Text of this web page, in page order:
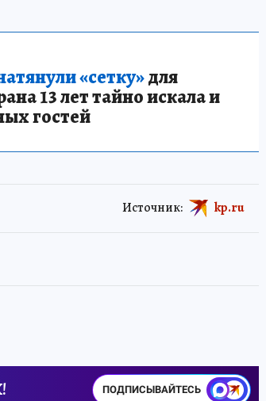
«сетку»для
13 лет тайно искала и
гостей
Источник: kp.ru
ПОДПИСЫВАЙТЕСЬ